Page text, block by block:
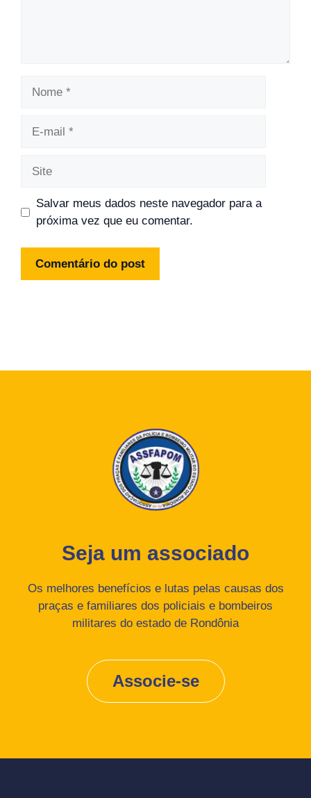
Salvar meus dados neste navegador para a
próxima vez que eu comentar.
Seja um associado
Os melhores benefícios e lutas pelas causas dos
praças e familiares dos policiais e bombeiros
militares do estado de Rondônia
Associe-se